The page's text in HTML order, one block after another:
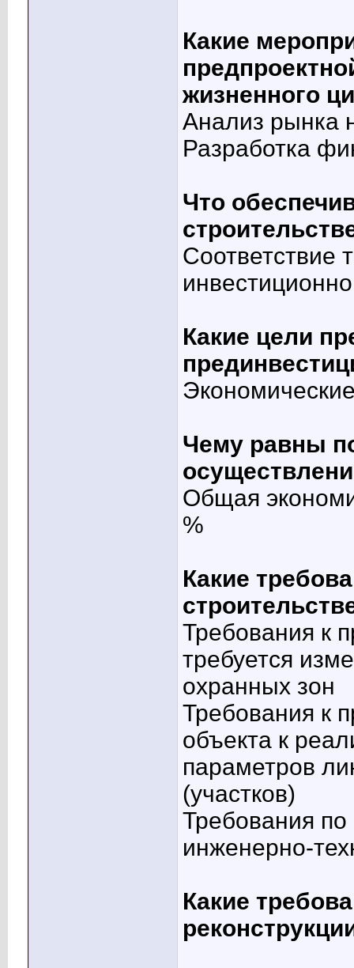
Какие
жизненного
Анализ рынка
Разработка
Что
Соответствие
Какие цели
Чему равны
Общая
%
Какие
Требования к
требуется
охранных зон
Требования к
объекта к
параметров
(участков)
Требования по
инженерно-
Какие